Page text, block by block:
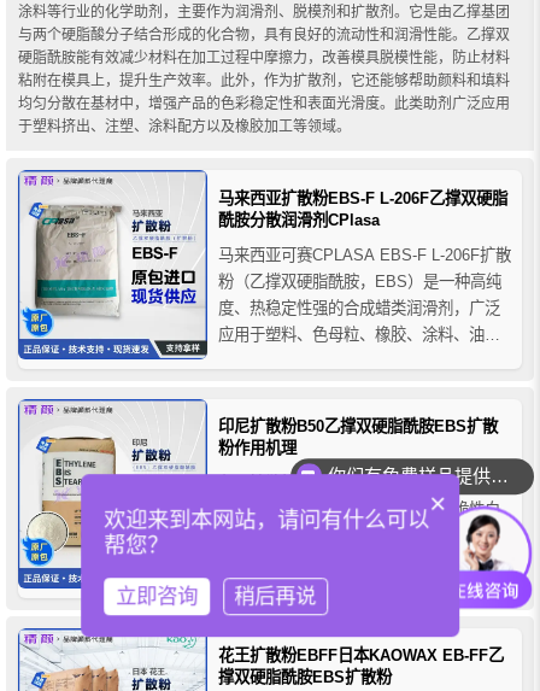
涂料等行业的化学助剂，主要作为润滑剂、脱模剂和扩散剂。它是由乙撑基团
与两个硬脂酸分子结合形成的化合物，具有良好的流动性和润滑性能。乙撑双
硬脂酰胺能有效减少材料在加工过程中摩擦力，改善模具脱模性能，防止材料
粘附在模具上，提升生产效率。此外，作为扩散剂，它还能够帮助颜料和填料
均匀分散在基材中，增强产品的色彩稳定性和表面光滑度。此类助剂广泛应用
于塑料挤出、注塑、涂料配方以及橡胶加工等领域。
马来西亚扩散粉EBS-F L-206F乙撑双硬脂
酰胺分散润滑剂CPlasa
马来西亚可赛CPLASA EBS-F L-206F扩散
粉（乙撑双硬脂酰胺，EBS）是一种高纯
度、热稳定性强的合成蜡类润滑剂，广泛
应用于塑料、色母粒、橡胶、涂料、油
子加工中常用的多功能扩散粉添加剂。
印尼扩散粉B50乙撑双硬脂酰胺EBS扩散
粉作用机理
印尼扩散粉B50化学名称叫作EBS乙撑双
硬脂酰胺，是一种具有高熔点的硬脆性白
色蜡状化合物，其粉状物滑腻感较强，对
80摄氏度以上的热水具有可湿性。乙撑双
硬脂酰胺EBS扩散粉的分子结构具有优良
的润湿和参透能力，对各类颜料和填充剂
粉体有良好的润湿和分散作用，且可应用
于多种聚合物的载体系统。
花王扩散粉EBFF日本KAOWAX EB-FF乙
撑双硬脂酰胺EBS扩散粉
你们有免费样品提供吗？
×
欢迎来到本网站，请问有什么可以
帮您？
立即咨询 稍后再说